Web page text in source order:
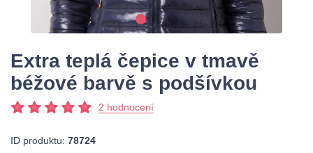
Extra teplá čepice v tmavě
béžové barvě s podšívkou
2 hodnocení
ID produktu: 78724